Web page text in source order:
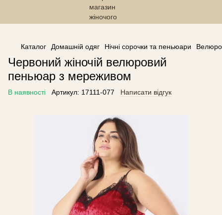
------------------------------------------------
Каталог Домашній одяг Нічні сорочки та пеньюари
Червоний жіночій велюровий
пеньюар з мереживом
В наявності Артикул: 17111-077 Написати відгук